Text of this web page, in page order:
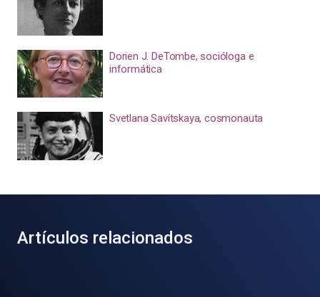
Dorien J. DeTombe, socióloga e
informática
Svetlana Savítskaya, cosmonauta
Artículos relacionados